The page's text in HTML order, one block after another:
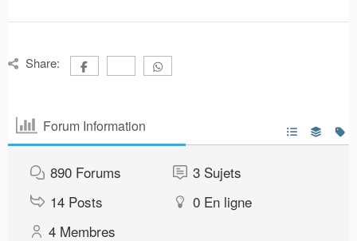
Share:
Forum Information
890 Forums 3 Sujets
14 Posts 0 En ligne
4 Membres